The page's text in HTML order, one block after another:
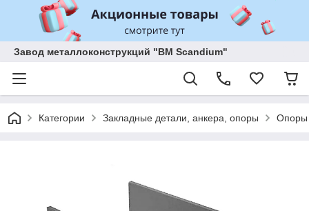
Завод металлоконструкций "BM Scandium"
Категории Закладные детали, анкера, опоры Опоры